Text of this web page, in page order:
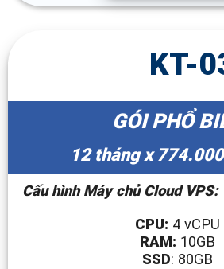
KT-
GÓI PHỔ
12 tháng x
Cấu hình Máy chủ Cloud VPS:
CPU: 4 vCPU
RAM: 10GB
SSD: 80GB